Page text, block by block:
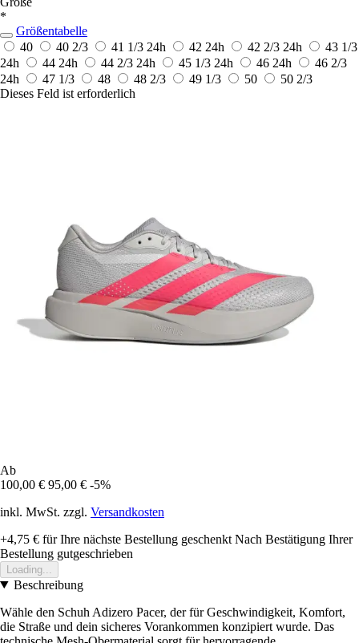
*
Größentabelle
40
40 2/3 41 1/3 24h 42 24h 42 2/3 24h
43 1/3
24h
44 24h 44 2/3 24h 45 1/3 24h 46 24h
46 2/3
24h
47 1/3 48 48 2/3 49 1/3 50
50 2/3
Dieses Feld ist erforderlich
Ab
100,00 € 95,00 € -5%
inkl. MwSt. zzgl. Versandkosten
+4,75 € für Ihre nächste Bestellung geschenkt Nach Bestätigung Ihrer
Bestellung gutgeschrieben
Loading...
Beschreibung
Wähle den Schuh Adizero Pacer, der für Geschwindigkeit, Komfort,
die Straße und dein sicheres Vorankommen konzipiert wurde. Das